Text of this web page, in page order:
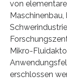
von
Mikro-
erschlossen